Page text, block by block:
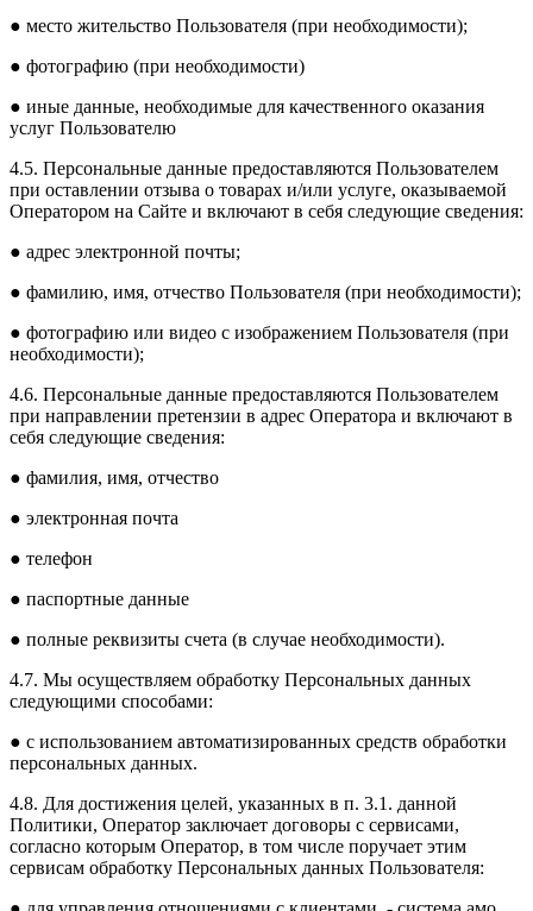
● место жительство Пользователя (при необходимости);
● фотографию (при необходимости)
● иные данные, необходимые для качественного оказания
услуг Пользователю
4.5. Персональные данные предоставляются Пользователем
при оставлении отзыва о товарах и/или услуге, оказываемой
Оператором на Сайте и включают в себя следующие сведения:
● адрес электронной почты;
● фамилию, имя, отчество Пользователя (при необходимости);
● фотографию или видео с изображением Пользователя (при
необходимости);
4.6. Персональные данные предоставляются Пользователем
при направлении претензии в адрес Оператора и включают в
себя следующие сведения:
● фамилия, имя, отчество
● электронная почта
● телефон
● паспортные данные
● полные реквизиты счета (в случае необходимости).
4.7. Мы осуществляем обработку Персональных данных
следующими способами:
● с использованием автоматизированных средств обработки
персональных данных.
4.8. Для достижения целей, указанных в п. 3.1. данной
Политики, Оператор заключает договоры с сервисами,
согласно которым Оператор, в том числе поручает этим
сервисам обработку Персональных данных Пользователя: